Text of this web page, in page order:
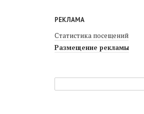
РЕКЛАМА
Статистика посещений
Размещение рекламы